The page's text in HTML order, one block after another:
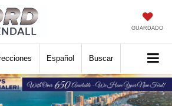
GUARDADO
Español Buscar